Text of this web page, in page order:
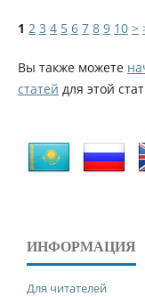
1 2 3 4 5 6 7 8 9 10 >
Вы также можете
статей для этой
ИНФОРМАЦИЯ
Для читателей